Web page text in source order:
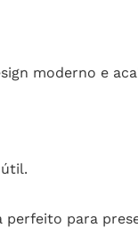
moderno e
perfeito para